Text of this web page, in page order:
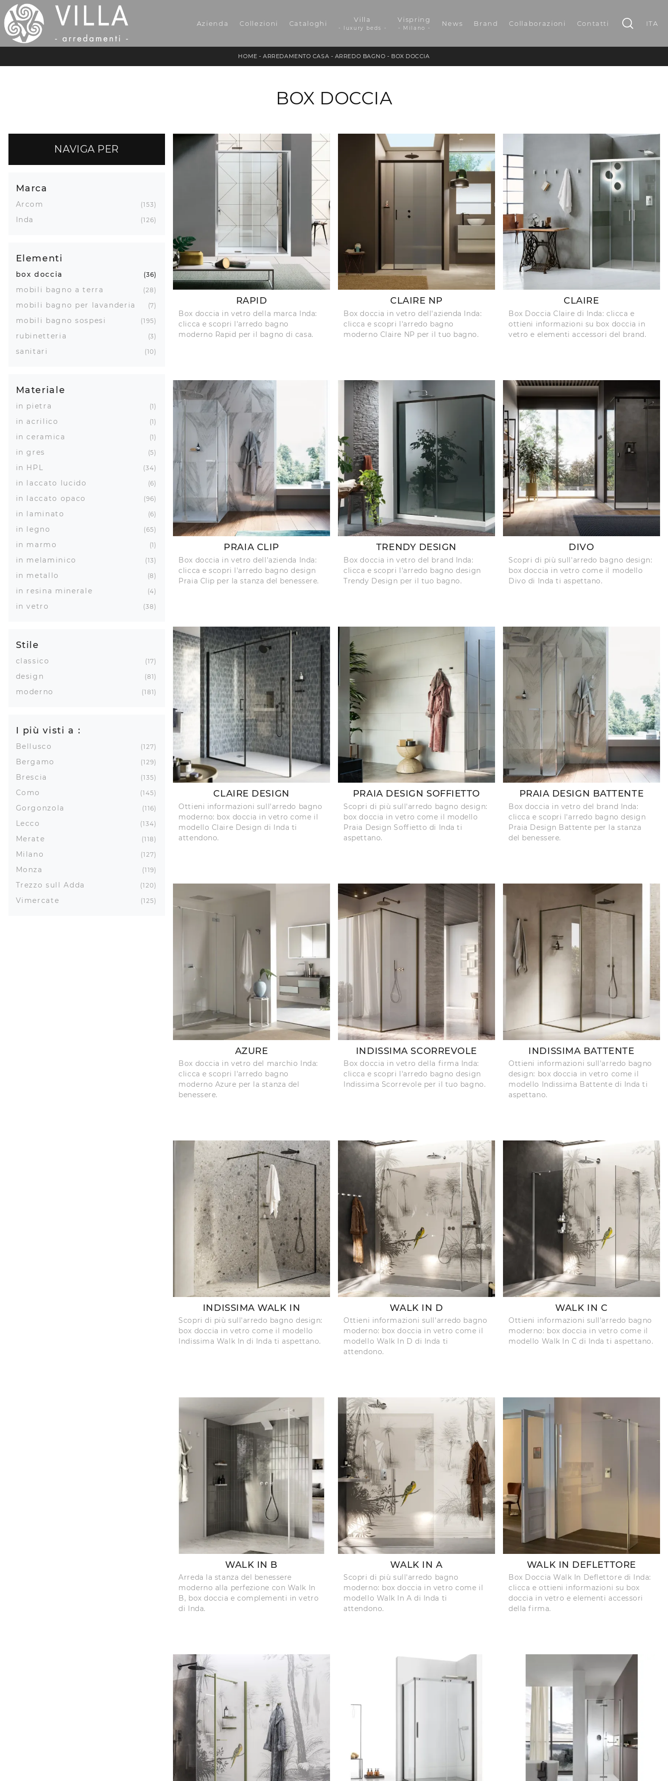
Azienda Collezioni Cataloghi Villa
- luxury beds -
Vispring
- Milano -
News Brand Collaborazioni Contatti ITA
HOME -ARREDAMENTO CASA - ARREDO BAGNO - BOX DOCCIA
BOX DOCCIA
NAVIGA PER
Marca
Arcom 153
Inda 126
Elementi
box doccia 36
mobili bagno a terra 28
mobili bagno per lavanderia 7
mobili bagno sospesi 195
rubinetteria 3
sanitari 10
Materiale
in pietra 1
in acrilico 1
in ceramica 1
in gres 5
in HPL 34
in laccato lucido 6
in laccato opaco 96
in laminato 6
in legno 65
in marmo 1
in melaminico 13
in metallo 8
in resina minerale 4
in vetro 38
Stile
classico 17
design 81
moderno 181
I più visti a :
Bellusco 127
Bergamo 129
Brescia 135
Como 145
Gorgonzola 116
Lecco 134
Merate 118
Milano 127
Monza 119
Trezzo sull Adda 120
Vimercate 125
RAPID
Box doccia in vetro della marca Inda:
clicca e scopri l'arredo bagno
moderno Rapid per il bagno di casa.
CLAIRE NP
Box doccia in vetro dell'azienda Inda:
clicca e scopri l'arredo bagno
moderno Claire NP per il tuo bagno.
CLAIRE
Box Doccia Claire di Inda: clicca e
ottieni informazioni su box doccia in
vetro e elementi accessori del brand.
PRAIA CLIP
Box doccia in vetro dell'azienda Inda:
clicca e scopri l'arredo bagno design
Praia Clip per la stanza del benessere.
TRENDY DESIGN
Box doccia in vetro del brand Inda:
clicca e scopri l'arredo bagno design
Trendy Design per il tuo bagno.
DIVO
Scopri di più sull'arredo bagno design:
box doccia in vetro come il modello
Divo di Inda ti aspettano.
CLAIRE DESIGN
Ottieni informazioni sull'arredo bagno
moderno: box doccia in vetro come il
modello Claire Design di Inda ti
attendono.
PRAIA DESIGN SOFFIETTO
Scopri di più sull'arredo bagno design:
box doccia in vetro come il modello
Praia Design Soffietto di Inda ti
aspettano.
PRAIA DESIGN BATTENTE
Box doccia in vetro del brand Inda:
clicca e scopri l'arredo bagno design
Praia Design Battente per la stanza
del benessere.
AZURE
Box doccia in vetro del marchio Inda:
clicca e scopri l'arredo bagno
moderno Azure per la stanza del
benessere.
INDISSIMA SCORREVOLE
Box doccia in vetro della firma Inda:
clicca e scopri l'arredo bagno design
Indissima Scorrevole per il tuo bagno.
INDISSIMA BATTENTE
Ottieni informazioni sull'arredo bagno
design: box doccia in vetro come il
modello Indissima Battente di Inda ti
aspettano.
INDISSIMA WALK IN
Scopri di più sull'arredo bagno design:
box doccia in vetro come il modello
Indissima Walk In di Inda ti aspettano.
WALK IN D
Ottieni informazioni sull'arredo bagno
moderno: box doccia in vetro come il
modello Walk In D di Inda ti
attendono.
WALK IN C
Ottieni informazioni sull'arredo bagno
moderno: box doccia in vetro come il
modello Walk In C di Inda ti aspettano.
WALK IN B
Arreda la stanza del benessere
moderno alla perfezione con Walk In
B, box doccia e complementi in vetro
di Inda.
WALK IN A
Scopri di più sull'arredo bagno
moderno: box doccia in vetro come il
modello Walk In A di Inda ti
attendono.
WALK IN DEFLETTORE
Box Doccia Walk In Deflettore di Inda:
clicca e ottieni informazioni su box
doccia in vetro e elementi accessori
della firma.